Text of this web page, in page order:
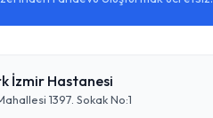
İzmir Hastanesi
1397. Sokak No:1